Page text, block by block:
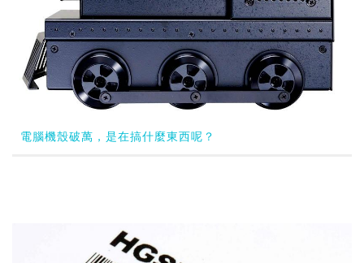
電腦機殼破萬，是在搞什麼東西呢？